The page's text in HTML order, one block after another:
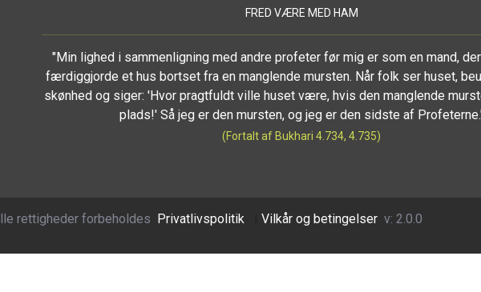
FRED VÆRE MED HAM
"Min lighed i sammenligning med andre profeter før mig er som en mand,
færdiggjorde et hus bortset fra en manglende mursten. Når folk ser huset,
skønhed og siger: 'Hvor pragtfuldt ville huset være, hvis den manglende
plads!' Så jeg er den mursten, og jeg er den sidste af
(Fortalt af Bukhari 4.734, 4.735)
rettigheder forbeholdes Privatlivspolitik Vilkår og betingelser v: 2.0.0